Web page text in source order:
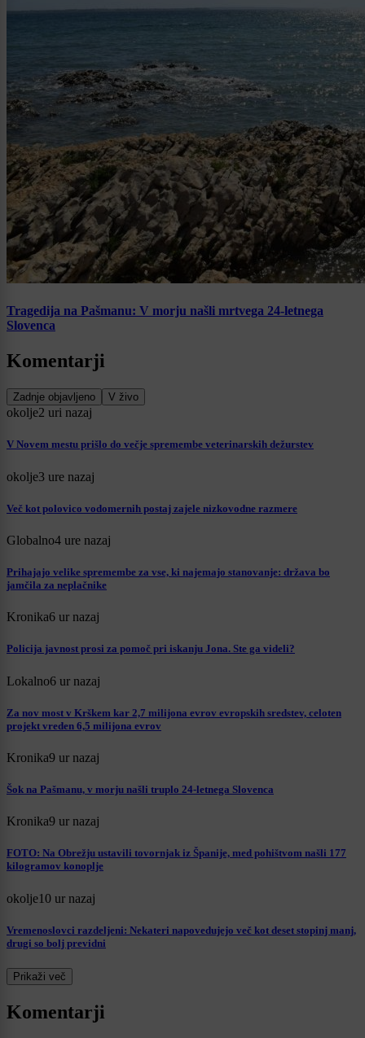
Tragedija na Pašmanu: V morju našli mrtvega 24-letnega
Slovenca
Komentarji
Zadnje objavljeno V živo
okolje2 uri nazaj
V Novem mestu prišlo do večje spremembe veterinarskih dežurstev
okolje3 ure nazaj
Več kot polovico vodomernih postaj zajele nizkovodne razmere
Globalno4 ure nazaj
Prihajajo velike spremembe za vse, ki najemajo stanovanje: država bo
jamčila za neplačnike
Kronika6 ur nazaj
Policija javnost prosi za pomoč pri iskanju Jona. Ste ga videli?
Lokalno6 ur nazaj
Za nov most v Krškem kar 2,7 milijona evrov evropskih sredstev, celoten
projekt vreden 6,5 milijona evrov
Kronika9 ur nazaj
Šok na Pašmanu, v morju našli truplo 24-letnega Slovenca
Kronika9 ur nazaj
FOTO: Na Obrežju ustavili tovornjak iz Španije, med pohištvom našli 177
kilogramov konoplje
okolje10 ur nazaj
Vremenoslovci razdeljeni: Nekateri napovedujejo več kot deset stopinj manj,
drugi so bolj previdni
Prikaži več
Komentarji